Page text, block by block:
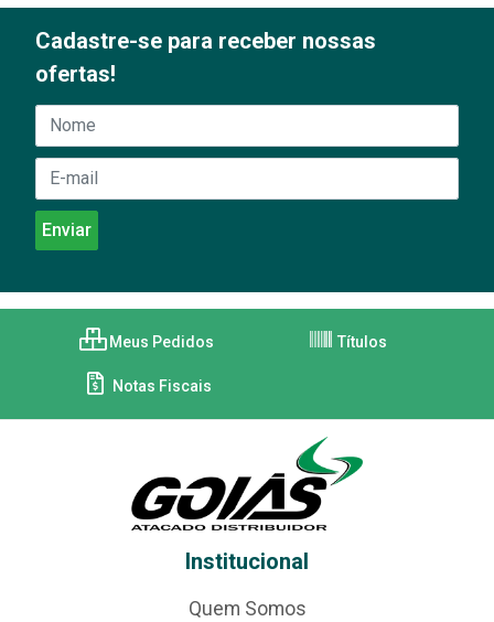
Cadastre-se para receber nossas
ofertas!
Meus Pedidos Títulos
Notas Fiscais
Institucional
Quem Somos